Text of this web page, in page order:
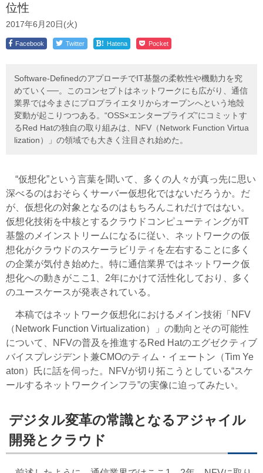
位性
2017年6月20日(火)
Facebook Twitter ! Hatena Pocket
Software-DefinedのアプローチでIT基盤の柔軟性や機動力を究
めていく──。このコンセプトはネットワークにも広がり、通信
業界では今まさにプロプライエタリからオープンへという地殻
変動が起こりつつある。“OSS×エンタープライズ”にコミットす
るRed Hatの独自の取り組みは、NFV（Network Function Virtua
lization）」の領域でも大きく注目され始めた。
“仮想化”という言葉を聞いて、多くの人々が真っ先に思い
深べるのはおそらくサーバー仮想化ではないだろうか。だ
が、仮想化の対象となるのはもちろんこれだけではない。
仮想化技術を中核とするクラウドコンピューティングがIT
基盤のメインストリームになるに従い、ネットワークの仮
想化がクラウドのスケーラビリティを左右することに多く
の企業が気付き始めた。特に通信業界ではネットワーク仮
想化への動きがここ1、2年にかけて活性化しており、多く
のユースケースが発表されている。
本稿ではネットワーク仮想化におけるメイン技術「NFV
（Network Function Virtualization）」の動向とその可能性
について、NFVの普及を推進するRed Hatのエグゼクティブ
バイスプレジデント兼CMOのティム・イェートン（Tim Ye
aton）氏に話を伺った。NFVが切り拓こうとしている“スケ
ールするネットワークインフラ”の実像に迫ってみたい。
デジタル変革の常識となるアジャイル
開発とクラウド